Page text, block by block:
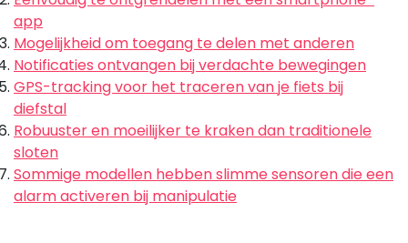
app
Mogelijkheid om toegang te delen met anderen
Notificaties ontvangen bij verdachte bewegingen
GPS-tracking voor het traceren van je fiets bij
diefstal
Robuuster en moeilijker te kraken dan traditionele
sloten
Sommige modellen hebben slimme sensoren die een
alarm activeren bij manipulatie